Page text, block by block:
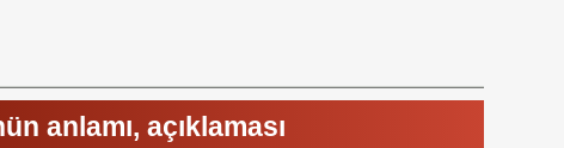
anlamı, açıklaması